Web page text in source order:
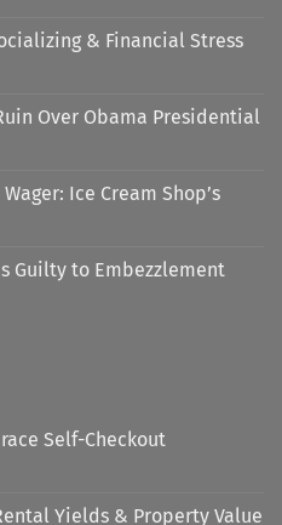
& Financial Stress
Over Obama Presidential
Ice Cream Shop’s
Guilty to Embezzlement
Self-Checkout
Yields & Property Value